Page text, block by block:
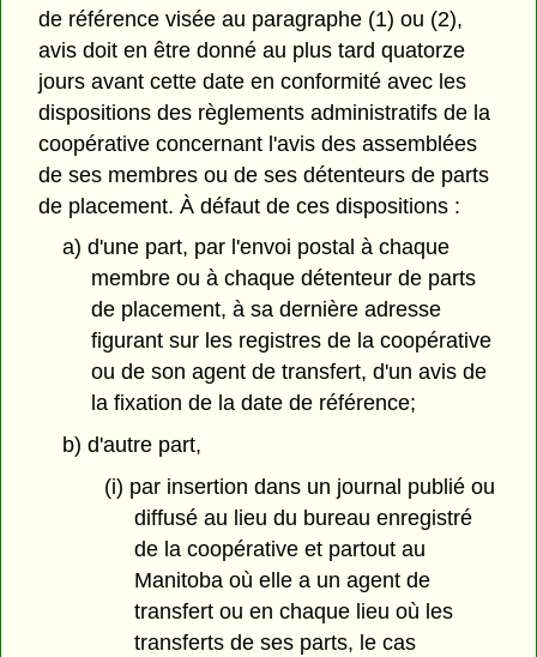
de référence visée au paragraphe (1) ou (2),
avis doit en être donné au plus tard quatorze
jours avant cette date en conformité avec les
dispositions des règlements administratifs de la
coopérative concernant l'avis des assemblées
de ses membres ou de ses détenteurs de parts
de placement. À défaut de ces dispositions :
a) d'une part, par l'envoi postal à chaque
membre ou à chaque détenteur de parts
de placement, à sa dernière adresse
figurant sur les registres de la coopérative
ou de son agent de transfert, d'un avis de
la fixation de la date de référence;
b) d'autre part,
(i) par insertion dans un journal publié ou
diffusé au lieu du bureau enregistré
de la coopérative et partout au
Manitoba où elle a un agent de
transfert ou en chaque lieu où les
transferts de ses parts, le cas